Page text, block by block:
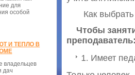
для
особой
И ТЕПЛО В
владельцев
дач
Как выбрать
Чтобы
1. Имеет